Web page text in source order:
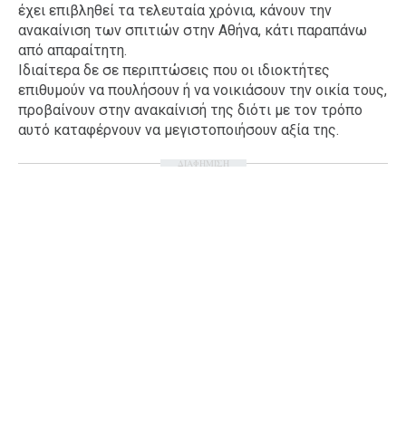
έχει επιβληθεί τα τελευταία χρόνια, κάνουν την
ανακαίνιση των σπιτιών στην Αθήνα, κάτι παραπάνω
από απαραίτητη.
Ιδιαίτερα δε σε περιπτώσεις που οι ιδιοκτήτες
επιθυμούν να πουλήσουν ή να νοικιάσουν την οικία τους,
προβαίνουν στην ανακαίνισή της διότι με τον τρόπο
αυτό καταφέρνουν να μεγιστοποιήσουν αξία της.
ΔΙΑΦΗΜΙΣΗ